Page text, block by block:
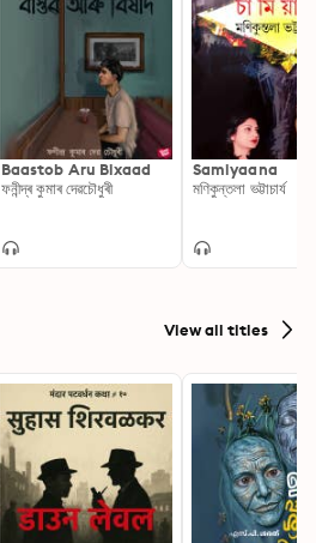
Baastob Aru Bixaad
ফনীন্দ্ৰ কুমাৰ দেৱচৌধুৰী
Samiyaana
মণিকুন্তলা ভট্টাচাৰ্য
View all titles